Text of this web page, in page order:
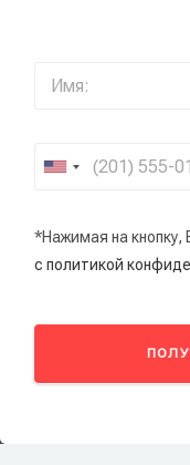
*Нажимая на кнопку,
с политикой